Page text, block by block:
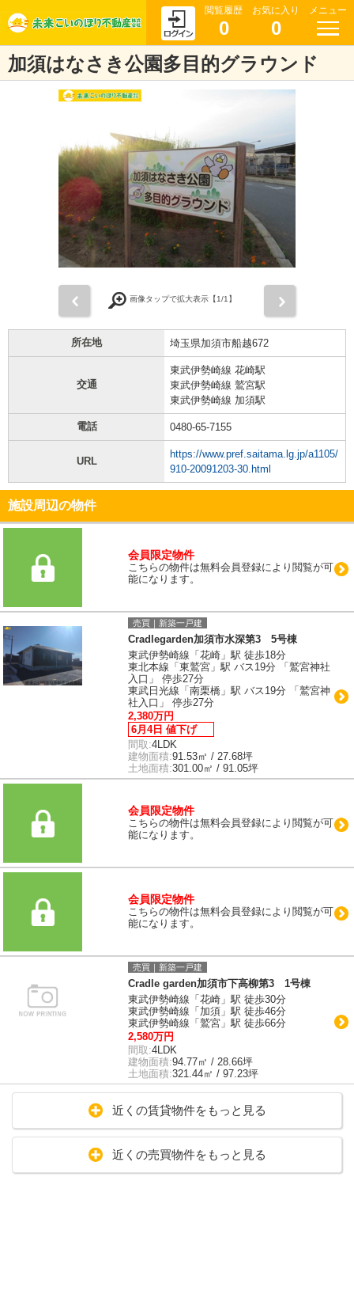
閲覧履歴
0
お気に入り
0
メニュー
加須はなさき公園多目的グラウンド
画像タップで拡大表示【1/1】
所在地 埼玉県加須市船越672
交通
東武伊勢崎線 花崎駅
東武伊勢崎線 鷲宮駅
東武伊勢崎線 加須駅
電話 0480-65-7155
URL
https://www.pref.saitama.lg.jp/a1105/
910-20091203-30.html
施設周辺の物件
会員限定物件
こちらの物件は無料会員登録により閲覧が可
能になります。
売買｜新築一戸建
Cradlegarden加須市水深第3 5号棟
東武伊勢崎線「花崎」駅 徒歩18分
東北本線「東鷲宮」駅 バス19分 「鷲宮神社
入口」 停歩27分
東武日光線「南栗橋」駅 バス19分 「鷲宮神
社入口」 停歩27分
2,380万円
6月4日 値下げ
間取:4LDK
建物面積:91.53㎡ / 27.68坪
土地面積:301.00㎡ / 91.05坪
会員限定物件
こちらの物件は無料会員登録により閲覧が可
能になります。
会員限定物件
こちらの物件は無料会員登録により閲覧が可
能になります。
売買｜新築一戸建
Cradle garden加須市下高柳第3 1号棟
東武伊勢崎線「花崎」駅 徒歩30分
東武伊勢崎線「加須」駅 徒歩46分
東武伊勢崎線「鷲宮」駅 徒歩66分
2,580万円
間取:4LDK
建物面積:94.77㎡ / 28.66坪
土地面積:321.44㎡ / 97.23坪
近くの賃貸物件をもっと見る
近くの売買物件をもっと見る